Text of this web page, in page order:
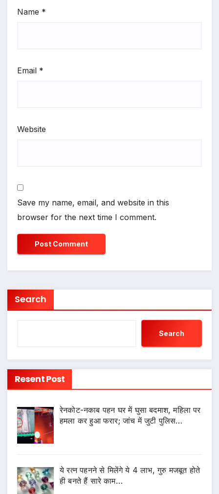
Name *
Email *
Website
Save my name, email, and website in this
browser for the next time I comment.
Search
Search
Resent Post
रेनकोट-नकाब पहन घर में घुसा बदमाश, महिला पर
हमला कर हुआ फरार; जांच में जुटी पुलिस…
ये रत्न पहनने से मिलेंगे ये 4 लाभ, गुरु मजबूत होते
ही बनते हैं सारे काम…